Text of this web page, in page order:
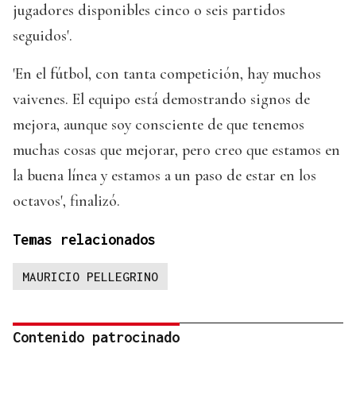
jugadores disponibles cinco o seis partidos
seguidos'.
'En el fútbol, con tanta competición, hay muchos
vaivenes. El equipo está demostrando signos de
mejora, aunque soy consciente de que tenemos
muchas cosas que mejorar, pero creo que estamos en
la buena línea y estamos a un paso de estar en los
octavos', finalizó.
Temas relacionados
MAURICIO PELLEGRINO
Contenido patrocinado